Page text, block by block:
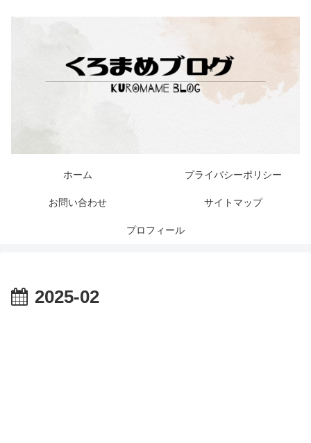
ホーム プライバシーポリシー
お問い合わせ サイトマップ
プロフィール
2025-02